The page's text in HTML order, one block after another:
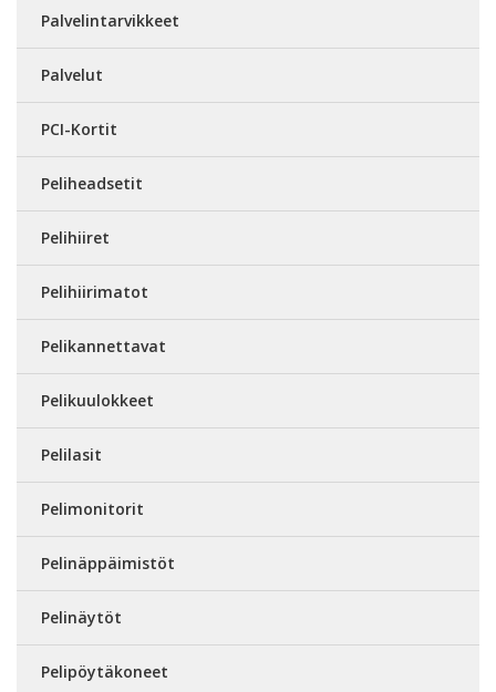
Palvelintarvikkeet
Palvelut
PCI-Kortit
Peliheadsetit
Pelihiiret
Pelihiirimatot
Pelikannettavat
Pelikuulokkeet
Pelilasit
Pelimonitorit
Pelinäppäimistöt
Pelinäytöt
Pelipöytäkoneet